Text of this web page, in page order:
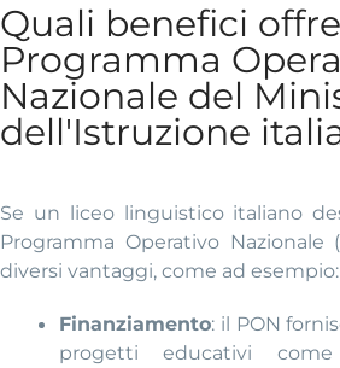
Quali benefici
Programma
Nazionale del
dell'Istruzione
Se un liceo linguistico italiano
Programma Operativo Nazionale
diversi vantaggi, come ad esempio:
Finanziamento: il PON
progetti educativi